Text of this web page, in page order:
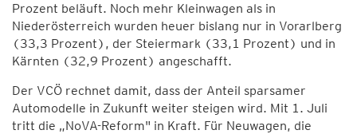
Prozent beläuft. Noch mehr Kleinwagen als in
Niederösterreich wurden heuer bislang nur in Vorarlberg
(33,3 Prozent), der Steiermark (33,1 Prozent) und in
Kärnten (32,9 Prozent) angeschafft.
Der VCÖ rechnet damit, dass der Anteil sparsamer
Automodelle in Zukunft weiter steigen wird. Mit 1. Juli
tritt die „NoVA-Reform" in Kraft. Für Neuwagen, die